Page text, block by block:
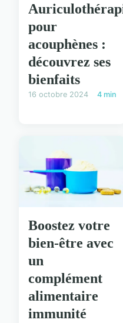
pour
acouphènes :
découvrez ses
bienfaits
16 octobre 2024 4 min
Boostez votre
bien-être avec
un
complément
alimentaire
immunité